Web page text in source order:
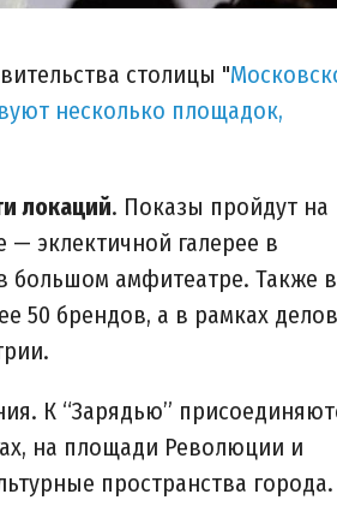
столицы "
несколько площадок,
локаций. Показы пройдут на
— эклектичной галерее в
большом амфитеатре. Также в
50 брендов, а в рамках
К “Зарядью”
на площади Революции и
пространства города.